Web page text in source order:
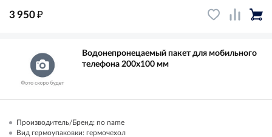
3 950₽
Водонепронецаемый пакет для мобильного
телефона 200х100 мм
Производитель/Бренд: no name
Вид гермоупаковки: гермочехол